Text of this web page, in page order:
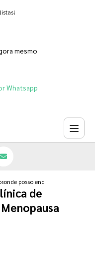
mesmo
Whatsapp
hormonal adesivo
onde posso encontrar clinica de
de